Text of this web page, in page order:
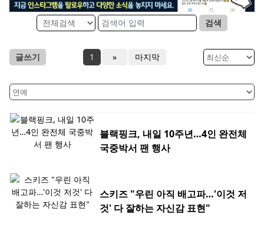
검색
글쓰기 1 » 마지막
블랙핑크, 내일 10주년…4인 완전체
국중박서 팬 행사
스키즈 "우린 아직 배고파…'이것 저
것' 다 잘하는 자신감 표현"